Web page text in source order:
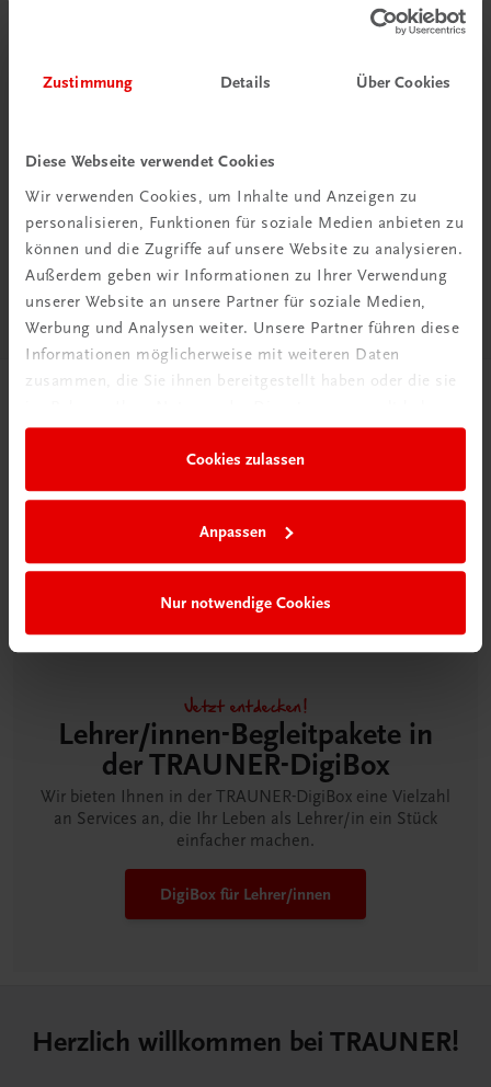
Zustimmung Details Über Cookies
Diese Webseite verwendet Cookies
Wir verwenden Cookies, um Inhalte und Anzeigen zu
personalisieren, Funktionen für soziale Medien anbieten zu
können und die Zugriffe auf unsere Website zu analysieren.
Außerdem geben wir Informationen zu Ihrer Verwendung
unserer Website an unsere Partner für soziale Medien,
Werbung und Analysen weiter. Unsere Partner führen diese
Informationen möglicherweise mit weiteren Daten
zusammen, die Sie ihnen bereitgestellt haben oder die sie
Cookies zulassen
Anpassen
Nur notwendige Cookies
Neu in der DigiBox
Das „Digitale
Klassenzimmer“
Mehr dazu
Jetzt entdecken!
Lehrer/innen-Begleitpakete in
der TRAUNER-DigiBox
Wir bieten Ihnen in der TRAUNER-DigiBox eine Vielzahl
an Services an, die Ihr Leben als Lehrer/in ein Stück
einfacher machen.
DigiBox für Lehrer/innen
Herzlich willkommen bei TRAUNER!